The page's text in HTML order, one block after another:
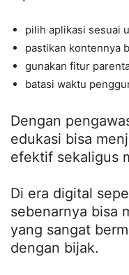
pilih aplikasi sesuai
pastikan kontennya
gunakan fitur
batasi waktu
Dengan
edukasi bisa
efektif sekaligus
Di era digital
sebenarnya bisa
yang sangat
dengan bijak.